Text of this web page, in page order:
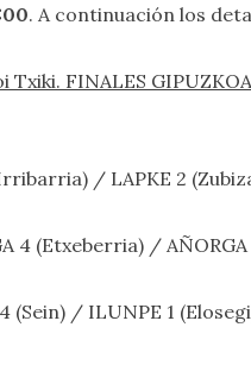
. A continuación los
FINALES GIPUZKOA
/ LAPKE 2
4 (Etxeberria) / AÑORGA
(Sein) / ILUNPE 1